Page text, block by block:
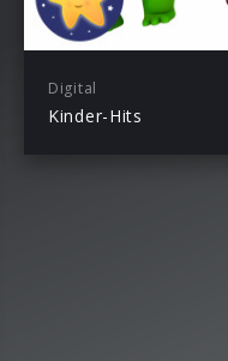
Digital
Kinder-Hits